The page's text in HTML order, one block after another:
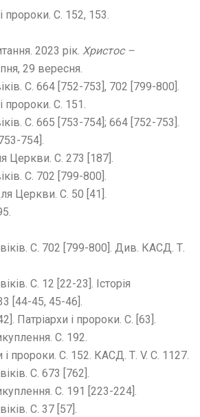
пророки. С. 152, 153.
2023 рік. Христос –
29 вересня.
С. 664 [752-753], 702 [799-800].
пророки. С. 151.
С. 665 [753-754]; 664 [752-753].
754].
Церкви. С. 273 [187].
С. 702 [799-800].
Церкви. С. 50 [41].
С. 702 [799-800]. Див. КАСД. Т.
С. 12 [22-23]. Історія
[44-45, 45-46].
Патріархи і пророки. С. [63].
С. 192.
і пророки. С. 152. КАСД. Т. V. С. 1127.
С. 673 [762].
С. 191 [223-224].
С. 37 [57].